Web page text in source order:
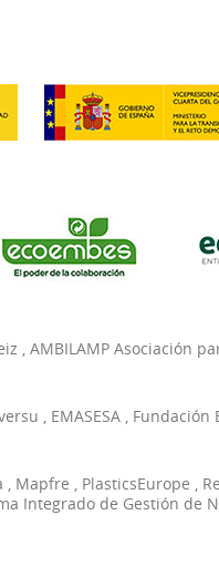
AMBILAMP Asociación
EMASESA Fundación
Mapfre PlasticsEurope
Integrado de Gestión de